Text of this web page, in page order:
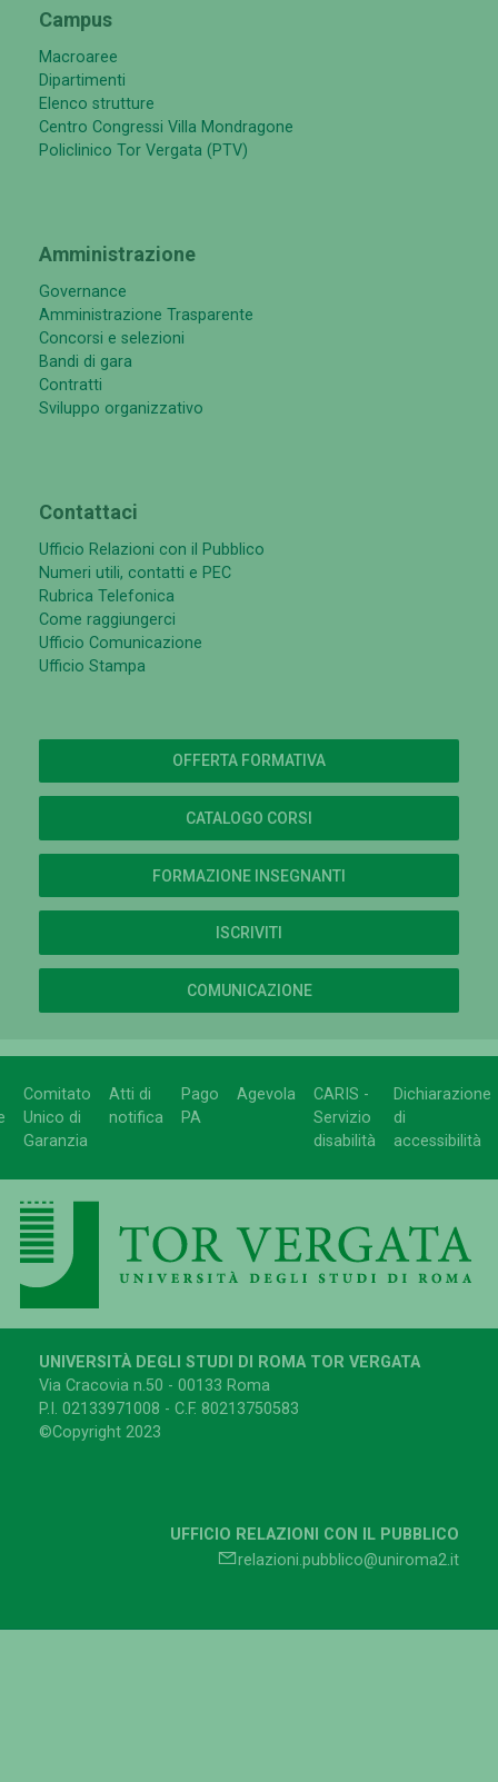
Campus
Macroaree
Dipartimenti
Elenco strutture
Centro Congressi Villa Mondragone
Policlinico Tor Vergata (PTV)
Amministrazione
Governance
Amministrazione Trasparente
Concorsi e selezioni
Bandi di gara
Contratti
Sviluppo organizzativo
Contattaci
Ufficio Relazioni con il Pubblico
Numeri utili, contatti e PEC
Rubrica Telefonica
Come raggiungerci
Ufficio Comunicazione
Ufficio Stampa
OFFERTA FORMATIVA
CATALOGO CORSI
FORMAZIONE INSEGNANTI
ISCRIVITI
COMUNICAZIONE
Comitato
Unico di
Garanzia
Atti di
notifica
Pago
PA
Agevola
CARIS -
Servizio
disabilità
Dichiarazione
di
accessibilità
UNIVERSITÀ DEGLI STUDI DI ROMA TOR VERGATA
Via Cracovia n.50 - 00133 Roma
P.I. 02133971008 - C.F. 80213750583
©Copyright 2023
UFFICIO RELAZIONI CON IL PUBBLICO
relazioni.pubblico@uniroma2.it